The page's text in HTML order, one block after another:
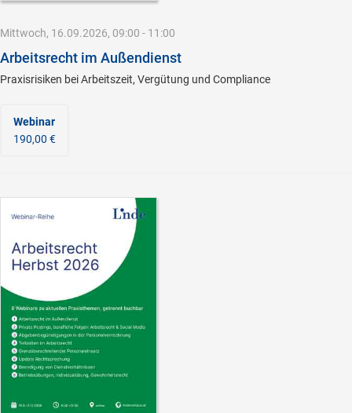
Mittwoch, 16.09.2026, 09:00 - 11:00
Arbeitsrecht im Außendienst
Praxisrisiken bei Arbeitszeit, Vergütung und Compliance
Webinar
190,00 €